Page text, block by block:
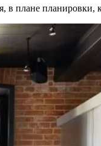
планировки,